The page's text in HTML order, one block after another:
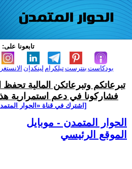
تابعونا على:
لينكدإن تيلكرامبنترست بودكاست
تبرعاتكم وتبرعاتكن المالية تحفظ
فشاركونا في دعم استمرارية
[اشترك في قناة ‫«الحوار
الحوار المتمدن - موبايل
الموقع الرئيسي